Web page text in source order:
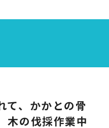
て、かかとの骨
の伐採作業中